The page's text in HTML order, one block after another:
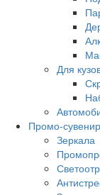
Для
Промо-
Зеркала